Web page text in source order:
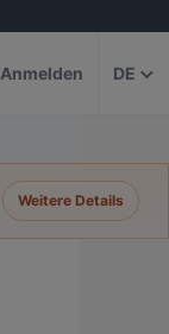
Anmelden DE
Weitere Details